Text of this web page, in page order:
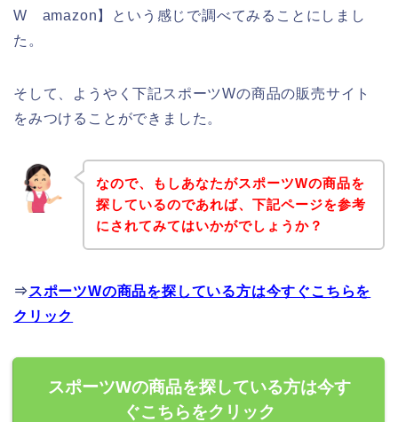
W amazon】という感じで調べてみることにしまし
た。
そして、ようやく下記スポーツWの商品の販売サイト
をみつけることができました。
なので、もしあなたがスポーツWの商品を
探しているのであれば、下記ページを参考
にされてみてはいかがでしょうか？
⇒ スポーツWの商品を探している方は今すぐこちらを
クリック
スポーツWの商品を探している方は今す
ぐこちらをクリック